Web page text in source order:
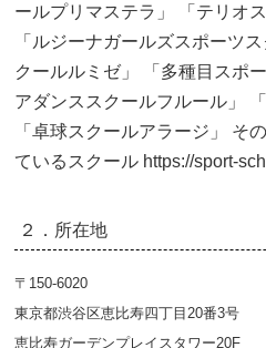
ールプリマステラ」 「テリオ
「ルジーナガールズスポーツ
クールルミゼ」 「多種目スポ
アダンススクールフルール」
「卓球スクールアラージ」 そ
ているスクール https://sport-
２．所在地
〒150-6020
東京都渋谷区恵比寿四丁目20番3号
恵比寿ガーデンプレイスタワー20F